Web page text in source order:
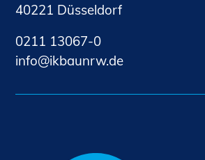
40221 Düsseldorf
0211 13067-0
nf
kb nrwd